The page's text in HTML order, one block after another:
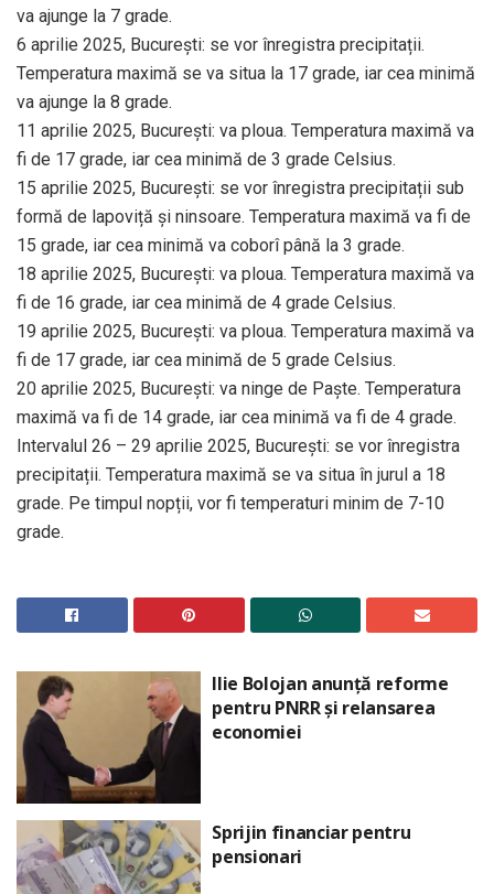
va ajunge la 7 grade.
6 aprilie 2025, București: se vor înregistra precipitații.
Temperatura maximă se va situa la 17 grade, iar cea minimă
va ajunge la 8 grade.
11 aprilie 2025, București: va ploua. Temperatura maximă va
fi de 17 grade, iar cea minimă de 3 grade Celsius.
15 aprilie 2025, București: se vor înregistra precipitații sub
formă de lapoviță și ninsoare. Temperatura maximă va fi de
15 grade, iar cea minimă va coborî până la 3 grade.
18 aprilie 2025, București: va ploua. Temperatura maximă va
fi de 16 grade, iar cea minimă de 4 grade Celsius.
19 aprilie 2025, București: va ploua. Temperatura maximă va
fi de 17 grade, iar cea minimă de 5 grade Celsius.
20 aprilie 2025, București: va ninge de Paște. Temperatura
maximă va fi de 14 grade, iar cea minimă va fi de 4 grade.
Intervalul 26 – 29 aprilie 2025, București: se vor înregistra
precipitații. Temperatura maximă se va situa în jurul a 18
grade. Pe timpul nopții, vor fi temperaturi minim de 7-10
grade.
Ilie Bolojan anunță reforme
pentru PNRR și relansarea
economiei
Sprijin financiar pentru
pensionari